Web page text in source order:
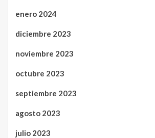
enero 2024
diciembre 2023
noviembre 2023
octubre 2023
septiembre 2023
agosto 2023
julio 2023